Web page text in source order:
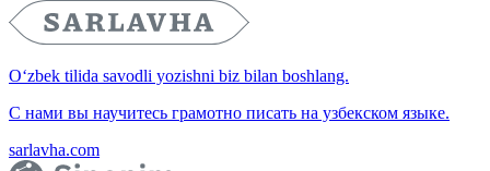
O‘zbek tilida savodli yozishni biz bilan boshlang.
С нами вы научитесь грамотно писать на узбекском языке.
sarlavha.com